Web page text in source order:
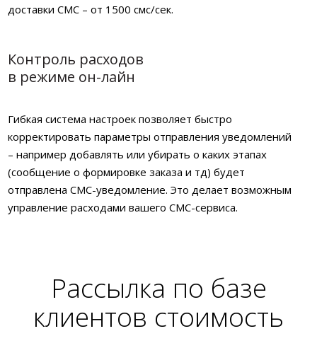
доставки СМС – от 1500 смс/сек.
Контроль расходов
в режиме он-лайн
Гибкая система настроек позволяет быстро
корректировать параметры отправления уведомлений
– например добавлять или убирать о каких этапах
(сообщение о формировке заказа и тд) будет
отправлена СМС-уведомление. Это делает возможным
управление расходами вашего СМС-сервиса.
Рассылка по базе
клиентов стоимость